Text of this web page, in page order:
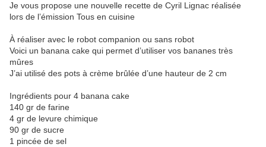
Je vous propose une nouvelle recette de Cyril Lignac réalisée
lors de l’émission Tous en cuisine
À réaliser avec le robot companion ou sans robot
Voici un banana cake qui permet d’utiliser vos bananes très
mûres
J’ai utilisé des pots à crème brûlée d’une hauteur de 2 cm
Ingrédients pour 4 banana cake
140 gr de farine
4 gr de levure chimique
90 gr de sucre
1 pincée de sel